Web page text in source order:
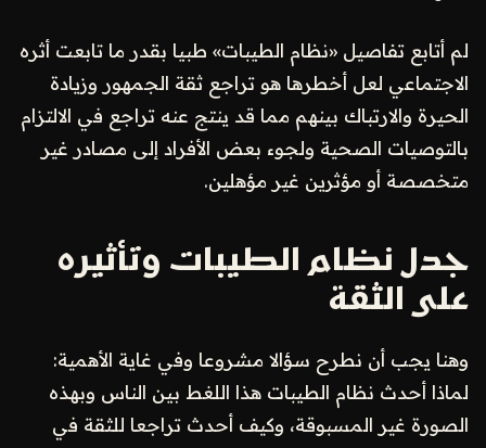
لم أتابع تفاصيل «نظام الطيبات» طبيا بقدر ما تابعت أثره
الاجتماعي لعل أخطرها هو تراجع ثقة الجمهور وزيادة
الحيرة والارتباك بينهم مما قد ينتج عنه تراجع في الالتزام
بالتوصيات الصحية ولجوء بعض الأفراد إلى مصادر غير
متخصصة أو مؤثرين غير مؤهلين.
جدل نظام الطيبات وتأثيره
على الثقة
وهنا يجب أن نطرح سؤالا مشروعا وفي غاية الأهمية:
لماذا أحدث نظام الطيبات هذا اللغط بين الناس وبهذه
الصورة غير المسبوقة، وكيف أحدث تراجعا للثقة في